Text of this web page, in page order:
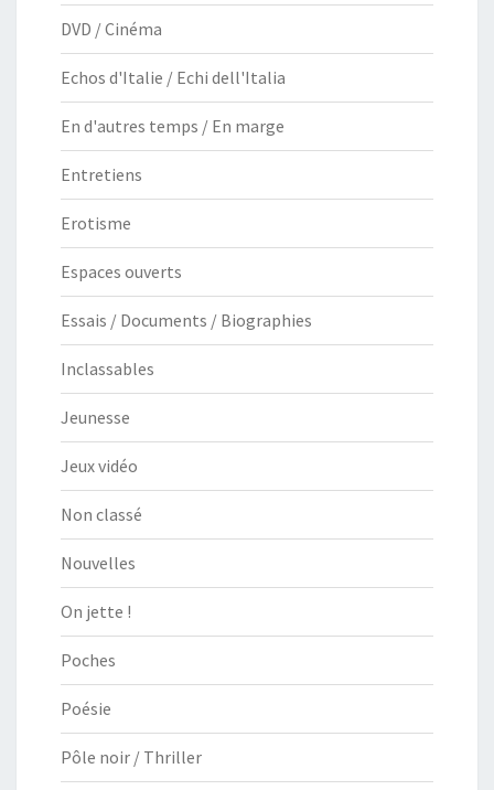
DVD / Cinéma
Echos d'Italie / Echi dell'Italia
En d'autres temps / En marge
Entretiens
Erotisme
Espaces ouverts
Essais / Documents / Biographies
Inclassables
Jeunesse
Jeux vidéo
Non classé
Nouvelles
On jette !
Poches
Poésie
Pôle noir / Thriller